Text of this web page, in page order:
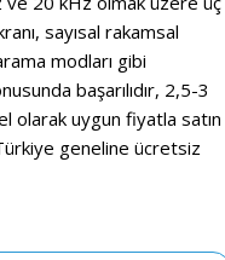
sayısal rakamsal
modları gibi
başarılıdır, 2,5-3
olarak uygun fiyatla satın
geneline ücretsiz